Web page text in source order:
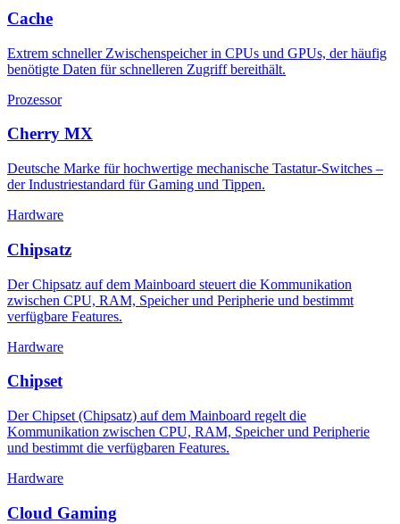
Cache
Extrem schneller Zwischenspeicher in CPUs und GPUs, der häufig
benötigte Daten für schnelleren Zugriff bereithält.
Prozessor
Cherry MX
Deutsche Marke für hochwertige mechanische Tastatur-Switches –
der Industriestandard für Gaming und Tippen.
Hardware
Chipsatz
Der Chipsatz auf dem Mainboard steuert die Kommunikation
zwischen CPU, RAM, Speicher und Peripherie und bestimmt
verfügbare Features.
Hardware
Chipset
Der Chipset (Chipsatz) auf dem Mainboard regelt die
Kommunikation zwischen CPU, RAM, Speicher und Peripherie
und bestimmt die verfügbaren Features.
Hardware
Cloud Gaming